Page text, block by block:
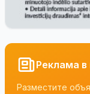
Реклама в
Разместите